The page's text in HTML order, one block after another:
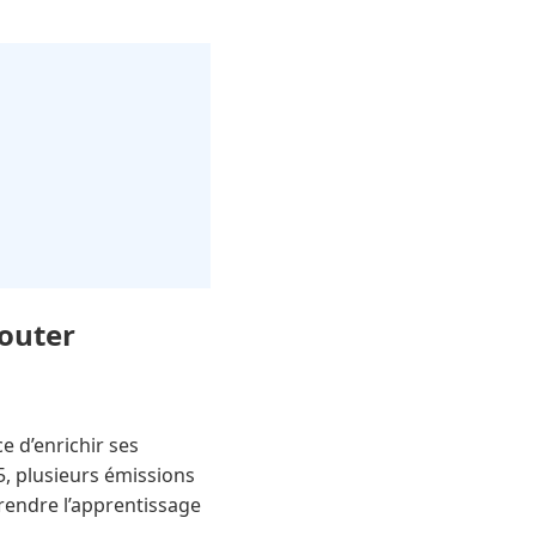
d’enrichir ses
plusieurs émissions
l’apprentissage